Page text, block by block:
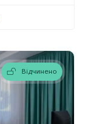
Відчинено